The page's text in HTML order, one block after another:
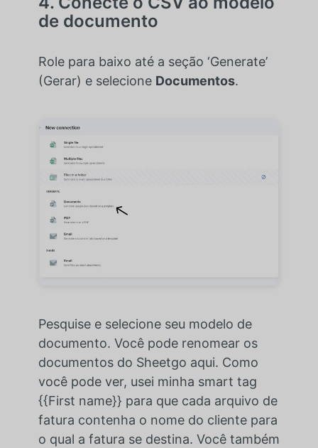
de documento
Role para baixo até a seção ‘Generate’
(Gerar) e selecione Documentos.
Pesquise e selecione seu modelo de
documento. Você pode renomear os
documentos do Sheetgo aqui. Como
você pode ver, usei minha smart tag
{{First name}} para que cada arquivo de
fatura contenha o nome do cliente para
o qual a fatura se destina. Você também